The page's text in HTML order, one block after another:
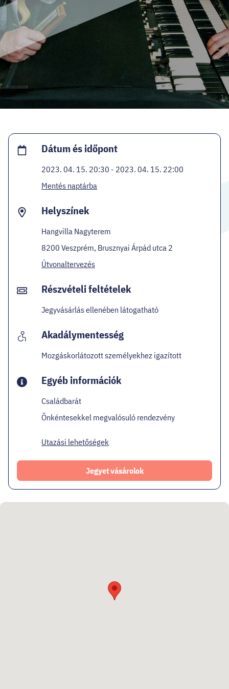
KARRIER
Facebook InstagramYouTubeTwitter
EN
Dátum és időpont
2023. 04. 15. 20:30 - 2023. 04. 15. 22:00
Mentés naptárba
Helyszínek
Hangvilla Nagyterem
8200 Veszprém, Brusznyai Árpád utca 2
Útvonaltervezés
Részvételi feltételek
Jegyvásárlás ellenében látogatható
Akadálymentesség
Mozgáskorlátozott személyekhez igazított
Egyéb információk
Családbarát
Önkéntesekkel megvalósuló rendezvény
Utazási lehetőségek
Jegyet vásárolok